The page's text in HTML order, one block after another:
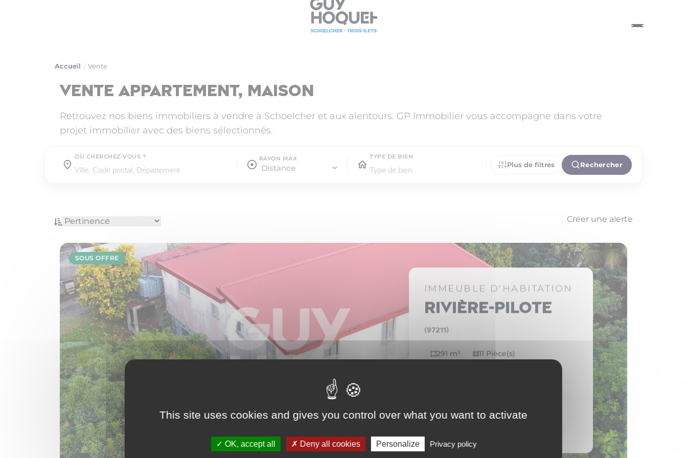
Accueil Vente
Vente appartement, maison
Retrouvez nos biens immobiliers à vendre à Schoelcher et aux alentours. GP Immobilier vous accompagne dans votre
projet immobilier avec des biens sélectionnés.
OÙ CHERCHEZ-VOUS ?
Où cherchez-vous ?
RAYON MAX TYPE DE BIEN
Plus de filtres Rechercher
Créer une alerte
SOUS OFFRE
IMMEUBLE D'HABITATION
Rivière-Pilote
(97211)
291 m²
11 Pièce(s)
This site uses cookies and gives you control over what you want to activate
OK, accept all Deny all cookies Personalize Privacy policy